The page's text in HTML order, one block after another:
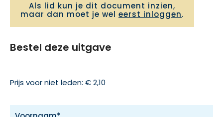
Als lid kun je dit document inzien,
maar dan moet je wel eerst inloggen.
Bestel deze uitgave
Prijs voor niet leden: € 2,10